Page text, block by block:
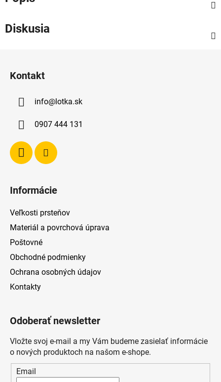
Diskusia
Kontakt
info@lotka.sk
0907 444 131
Informácie
Veľkosti prsteňov
Materiál a povrchová úprava
Poštovné
Obchodné podmienky
Ochrana osobných údajov
Kontakty
Odoberať newsletter
Vložte svoj e-mail a my Vám budeme zasielať informácie
o nových produktoch na našom e-shope.
Email